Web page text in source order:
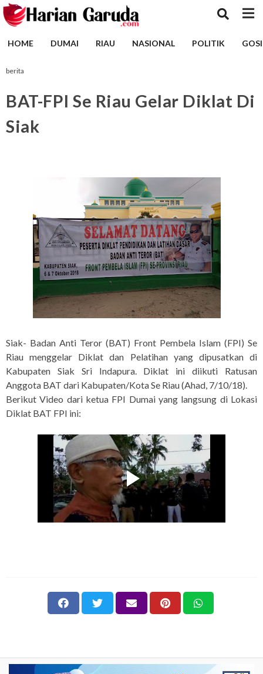
HOME DUMAI RIAU NASIONAL POLITIK
berita
BAT-FPI Se Riau Gelar Diklat Di
Siak
Siak- Badan Anti Teror (BAT) Front Pembela Islam (FPI) Se
Riau menggelar Diklat dan Pelatihan yang dipusatkan di
Kabupaten Siak Sri Indapura. Diklat ini diikuti Ratusan
Anggota BAT dari Kabupaten/Kota Se Riau (Ahad, 7/10/18).
Berikut Video dari ketua FPI Dumai yang langsung di Lokasi
Diklat BAT FPI ini: